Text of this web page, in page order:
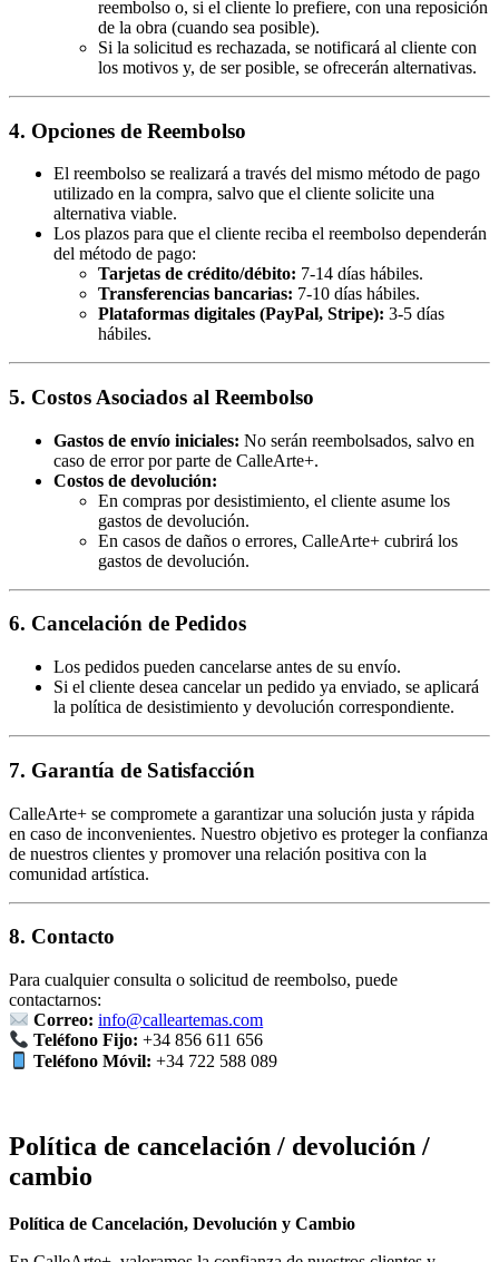
reembolso o, si el cliente lo prefiere, con una reposición
de la obra (cuando sea posible).
Si la solicitud es rechazada, se notificará al cliente con
los motivos y, de ser posible, se ofrecerán alternativas.
4. Opciones de Reembolso
El reembolso se realizará a través del mismo método de pago
utilizado en la compra, salvo que el cliente solicite una
alternativa viable.
Los plazos para que el cliente reciba el reembolso dependerán
del método de pago:
Tarjetas de crédito/débito: 7-14 días hábiles.
Transferencias bancarias: 7-10 días hábiles.
Plataformas digitales (PayPal, Stripe): 3-5 días
hábiles.
5. Costos Asociados al Reembolso
Gastos de envío iniciales: No serán reembolsados, salvo en
caso de error por parte de CalleArte+.
Costos de devolución:
En compras por desistimiento, el cliente asume los
gastos de devolución.
En casos de daños o errores, CalleArte+ cubrirá los
gastos de devolución.
6. Cancelación de Pedidos
Los pedidos pueden cancelarse antes de su envío.
Si el cliente desea cancelar un pedido ya enviado, se aplicará
la política de desistimiento y devolución correspondiente.
7. Garantía de Satisfacción
CalleArte+ se compromete a garantizar una solución justa y rápida
en caso de inconvenientes. Nuestro objetivo es proteger la confianza
de nuestros clientes y promover una relación positiva con la
comunidad artística.
8. Contacto
Para cualquier consulta o solicitud de reembolso, puede
contactarnos:
Correo: info@calleartemas.com
Teléfono Fijo: +34 856 611 656
Teléfono Móvil: +34 722 588 089
Política de cancelación / devolución /
cambio
Política de Cancelación, Devolución y Cambio